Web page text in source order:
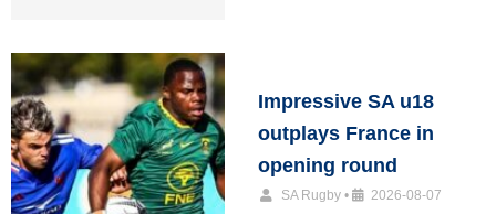
Impressive SA u18
outplays France in
opening round
SA Rugby • 2026-08-07